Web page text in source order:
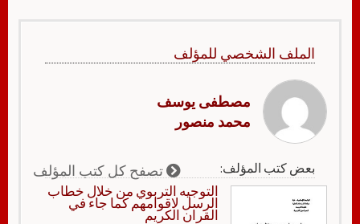
الملف الشخصي للمؤلف
مصطفى يوسف
محمد منصور
بعض كتب المؤلف: تصفح كل كتب المؤلف
التوجيه التربوي من خلال خطاب
الرسل لاقوامهم كما جاء في
القران الكريم